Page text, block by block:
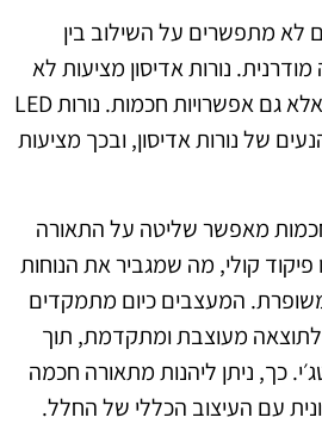
לא מתפשרים על השילוב בין
מודרנית. נורות אדיסון מציעות לא
רק אסתטיקה קלאסית, אלא גם אפשרויות חכמות. נורות LED
של נורות אדיסון, ובכך מציעות
חכמות מאפשר שליטה על התאורה
קולי, מה שמגביר את הנוחות
המעצבים כיום מתמקדים
לתוצאה מעוצבת ומתקדמת, תוך
כך, ניתן ליהנות מתאורה חכמה
עם העיצוב הכללי של החלל.